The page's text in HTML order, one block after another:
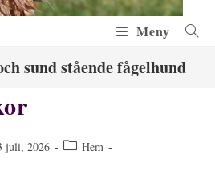
Meny
sund stående fågelhund
juli, 2026 Inläggskategori:
Hem